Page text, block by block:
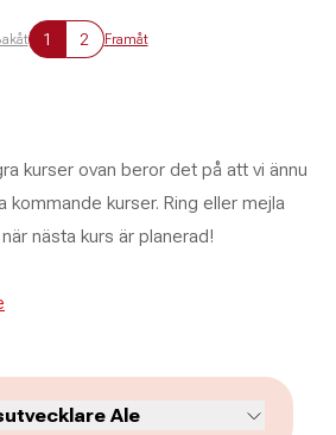
1 2 Framåt
kurser ovan beror det på att vi ännu
kommande kurser. Ring eller mejla
nästa kurs är planerad!
Ale